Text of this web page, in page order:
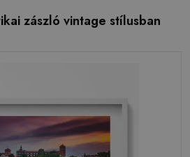
zászló vintage stílusban